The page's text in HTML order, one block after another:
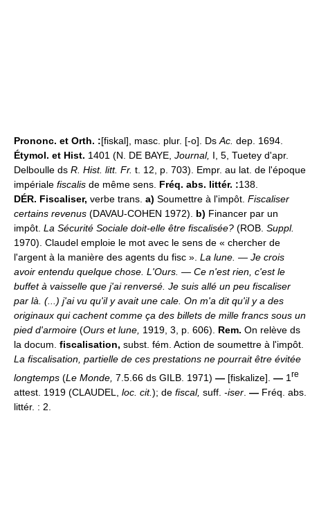
Prononc. et Orth. :[fiskal], masc. plur. [-o]. DsAc. dep. 1694.
Étymol. et Hist. 1401 (N. DE BAYE, Journal, I, 5, Tuetey d'apr.
Delboulle ds R. Hist. litt. Fr. t. 12, p. 703). Empr. au lat. de l'époque
impériale fiscalis de même sens. Fréq. abs. littér. :138.
DÉR. Fiscaliser, verbe trans. a) Soumettre à l'impôt. Fiscaliser
certains revenus (DAVAU-COHEN 1972). b) Financer par un
impôt. La Sécurité Sociale doit-elle être fiscalisée? (ROB. Suppl.
1970). Claudel emploie le mot avec le sens de « chercher de
l'argent à la manière des agents du fisc ». La lune. — Je crois
avoir entendu quelque chose. L'Ours. — Ce n'est rien, c'est le
buffet à vaisselle que j'ai renversé. Je suis allé un peu fiscaliser
par là. (...) j'ai vu qu'il y avait une cale. On m'a dit qu'il y a des
originaux qui cachent comme ça des billets de mille francs sous un
pied d'armoire (Ours et lune, 1919, 3, p. 606). Rem. On relève ds
la docum. fiscalisation, subst. fém. Action de soumettre à l'impôt.
La fiscalisation, partielle de ces prestations ne pourrait être évitée
longtemps (Le Monde, 7.5.66 ds GILB. 1971) — [fiskalize]. — 1 re
attest. 1919 (CLAUDEL, loc. cit.); de fiscal, suff. -iser — Fréq. abs.
littér. : 2.